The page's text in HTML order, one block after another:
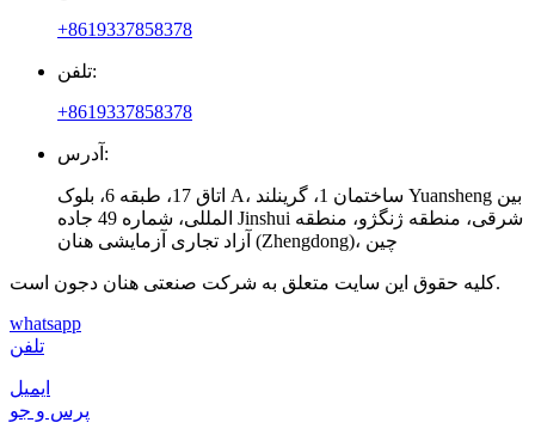
+8619337858378
تلفن:
+8619337858378
آدرس:
اتاق 17، طبقه 6، بلوک A، ساختمان 1، گرینلند Yuansheng بین
المللی، شماره 49 جاده Jinshui شرقی، منطقه ژنگژو، منطقه
آزاد تجاری آزمایشی هنان (Zhengdong)، چین
کلیه حقوق این سایت متعلق به شرکت صنعتی هنان دجون است.
whatsapp
تلفن
ایمیل
پرس و جو